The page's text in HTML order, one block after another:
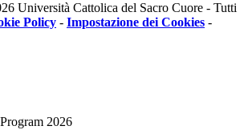
Università Cattolica del Sacro Cuore - Tutti
Policy - Impostazione dei Cookies -
2026